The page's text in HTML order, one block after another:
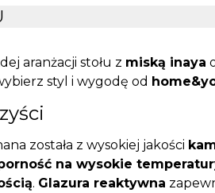
aranżacji stołu z miską inaya
styl i wygodę od
została z wysokiej jakości
na wysokie
. Glazura reaktywna